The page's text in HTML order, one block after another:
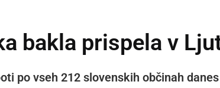
bakla prispela v
po vseh 212 slovenskih občinah